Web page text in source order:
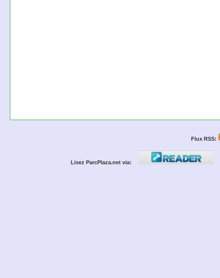
Flux RSS:
Lisez ParcPlaza.net via: